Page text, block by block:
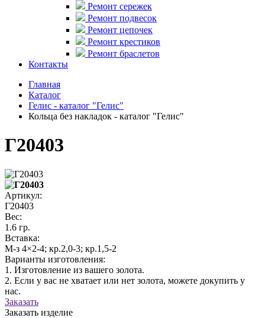
Ремонт сережек
Ремонт подвесок
Ремонт цепочек
Ремонт крестиков
Ремонт браслетов
Контакты
Главная
Каталог
Гелис - каталог "Гелис"
Кольца без накладок - каталог "Гелис"
Г20403
Артикул:
Г20403
Вес:
1.6 гр.
Вставка:
М-з 4×2-4; кр.2,0-3; кр.1,5-2
Варианты изготовления:
1. Изготовление из вашего золота.
2. Если у вас не хватает или нет золота, можете докупить у
нас.
Заказать
Заказать изделие